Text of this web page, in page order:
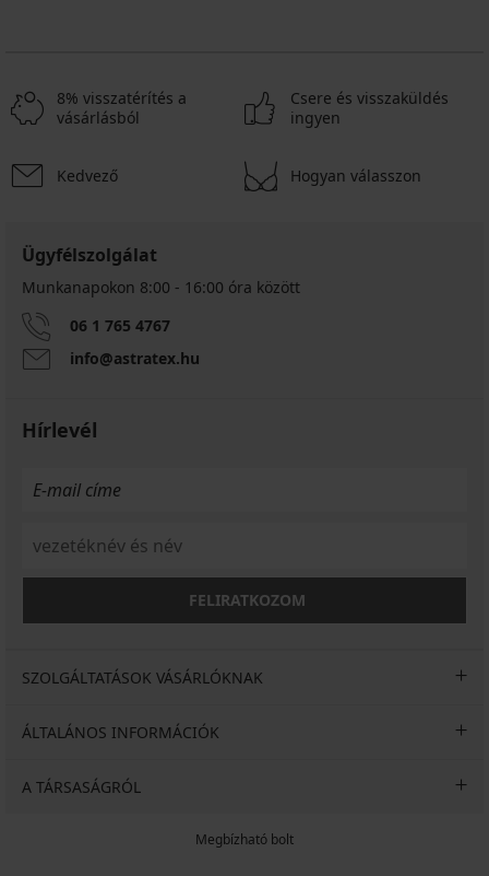
8% visszatérítés a
vásárlásból
Csere és visszaküldés
ingyen
Kedvező Hogyan válasszon
Ügyfélszolgálat
Munkanapokon 8:00 - 16:00 óra között
06 1 765 4767
info@astratex.hu
Hírlevél
FELIRATKOZOM
SZOLGÁLTATÁSOK VÁSÁRLÓKNAK
ÁLTALÁNOS INFORMÁCIÓK
A TÁRSASÁGRÓL
Megbízható bolt